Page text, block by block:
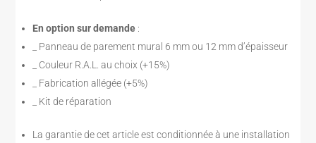
En option sur demande :
_ Panneau de parement mural 6 mm ou 12 mm d’épaisseur
_ Couleur R.A.L. au choix (+15%)
_ Fabrication allégée (+5%)
_ Kit de réparation
La garantie de cet article est conditionnée à une installation